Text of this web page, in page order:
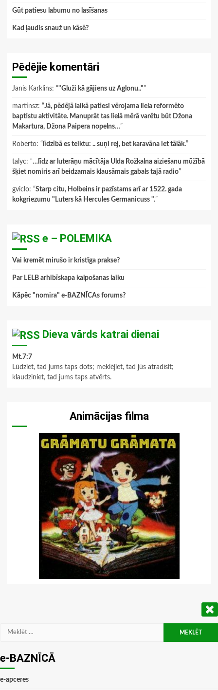
Gūt patiesu labumu no lasīšanas
Kad ļaudis snauž un kāsē?
Pēdējie komentāri
Janis Karklins: “"Gluži kā gājiens uz Aglonu.."”
martinsz: “Jā, pēdējā laikā patiesi vērojama liela reformēto
baptistu aktivitāte. Manuprāt tas lielā mērā varētu būt Džona
Makartura, Džona Paipera nopelns…”
Roberto: “ līdzībā es teiktu: .. suņi rej, bet karavāna iet tālāk.”
talyc: “…līdz ar luterāņu mācītāja Ulda Rožkalna aiziešanu mūžībā
šķiet nomiris arī beidzamais klausāmais gabals tajā radio”
gviclo: “Starp citu, Holbeins ir pazīstams arī ar 1522. gada
kokgriezumu "Luters kā Hercules Germanicuss ".”
e – POLEMIKA
Vai kremēt mirušo ir kristīga prakse?
Par LELB arhibīskapa kalpošanas laiku
Kāpēc "nomira" e-BAZNĪCAs forums?
Dieva vārds katrai dienai
Mt.7:7
Lūdziet, tad jums taps dots; meklējiet, tad jūs atradīsit;
klaudziniet, tad jums taps atvērts.
Animācijas filma
Meklēt:
e-BAZNĪCĀ
e-apceres